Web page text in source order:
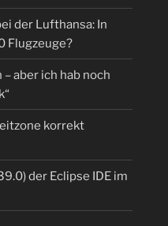
der Lufthansa: In
Flugzeuge?
aber ich hab noch
korrekt
der Eclipse IDE im